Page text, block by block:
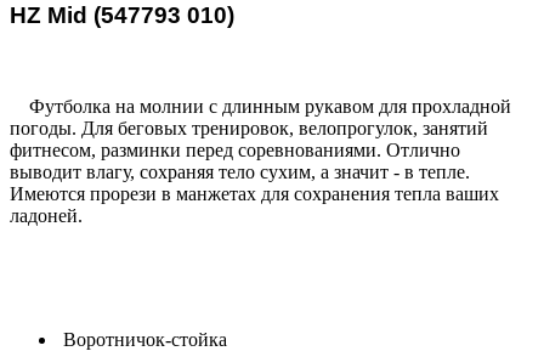
HZ Mid (547793 010)
Футболка на молнии с длинным рукавом для прохладной
погоды. Для беговых тренировок, велопрогулок, занятий
фитнесом, разминки перед соревнованиями. Отлично
выводит влагу, сохраняя тело сухим, а значит - в тепле.
Имеются прорези в манжетах для сохранения тепла ваших
ладоней.
Воротничок-стойка